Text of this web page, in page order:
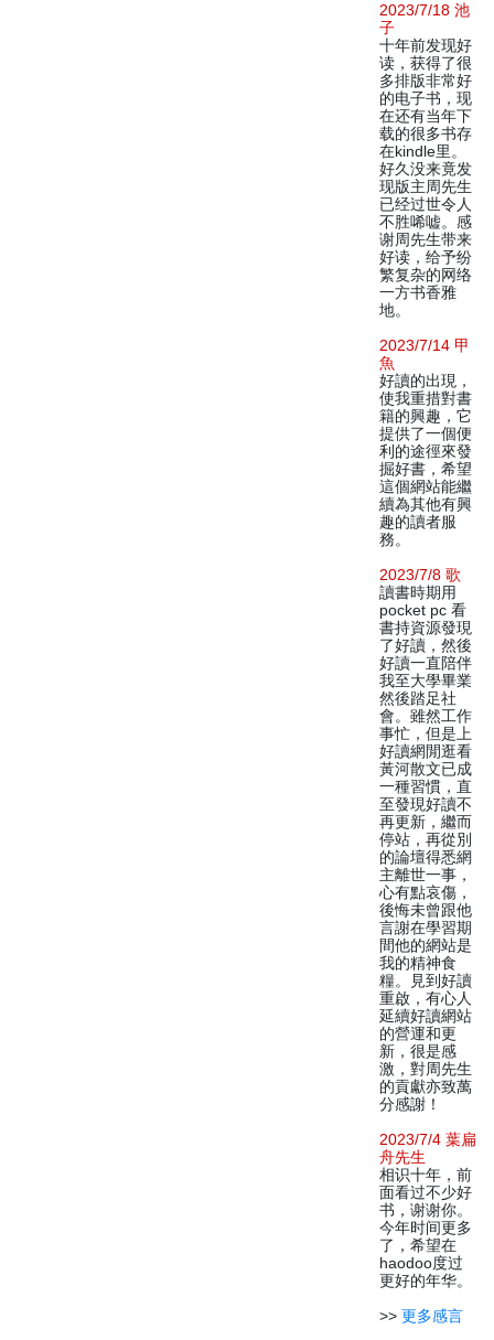
2023/7/18 池
子
十年前发现好
读，获得了很
多排版非常好
的电子书，现
在还有当年下
载的很多书存
在kindle里。
好久没来竟发
现版主周先生
已经过世令人
不胜唏嘘。感
谢周先生带来
好读，给予纷
繁复杂的网络
一方书香雅
地。
2023/7/14 甲
魚
好讀的出現，
使我重措對書
籍的興趣，它
提供了一個便
利的途徑來發
掘好書，希望
這個網站能繼
續為其他有興
趣的讀者服
務。
2023/7/8 歌
讀書時期用
pocket pc 看
書持資源發現
了好讀，然後
好讀一直陪伴
我至大學畢業
然後踏足社
會。雖然工作
事忙，但是上
好讀網閒逛看
黃河散文已成
一種習慣，直
至發現好讀不
再更新，繼而
停站，再從別
的論壇得悉網
主離世一事，
心有點哀傷，
後悔未曾跟他
言謝在學習期
間他的網站是
我的精神食
糧。見到好讀
重啟，有心人
延續好讀網站
的營運和更
新，很是感
激，對周先生
的貢獻亦致萬
分感謝！
2023/7/4 葉扁
舟先生
相识十年，前
面看过不少好
书，谢谢你。
今年时间更多
了，希望在
haodoo度过
更好的年华。
>> 更多感言